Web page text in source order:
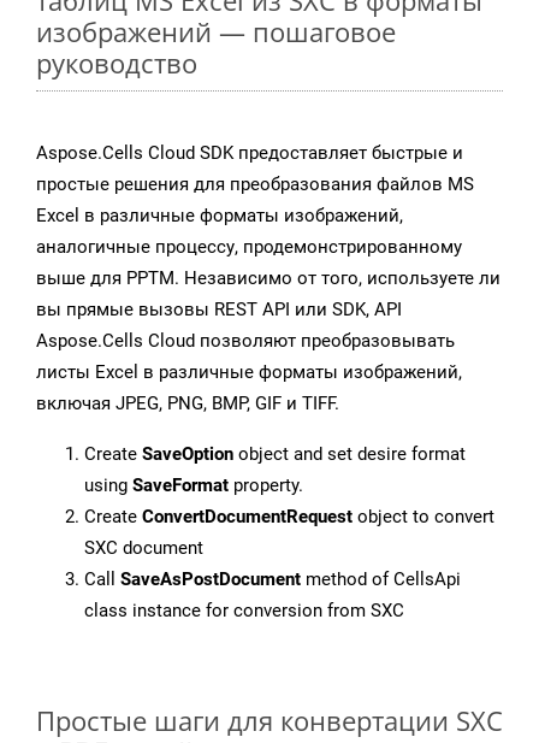
изображений — пошаговое
руководство
Aspose.Cells Cloud SDK предоставляет быстрые и
простые решения для преобразования файлов MS
Excel в различные форматы изображений,
аналогичные процессу, продемонстрированному
выше для PPTM. Независимо от того, используете ли
вы прямые вызовы REST API или SDK, API
Aspose.Cells Cloud позволяют преобразовывать
листы Excel в различные форматы изображений,
включая JPEG, PNG, BMP, GIF и TIFF.
Create SaveOption object and set desire format
using SaveFormat property.
Create ConvertDocumentRequest object to convert
SXC document
Call SaveAsPostDocument method of CellsApi
class instance for conversion from SXC
Простые шаги для конвертации SXC